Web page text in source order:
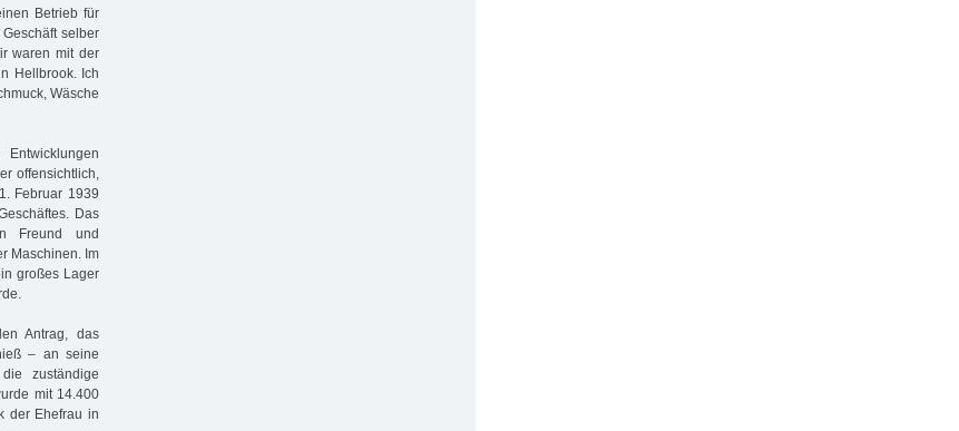
Betrieb für
selber
waren mit der
Hellbrook. Ich
Wäsche
offensichtlich,
Februar 1939
Das
Freund und
Maschinen. Im
großes Lager
Antrag, das
– an seine
zuständige
mit 14.400
der Ehefrau in